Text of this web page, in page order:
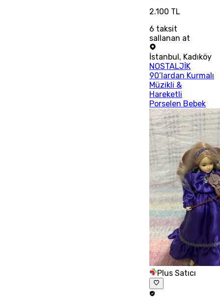
2.100 TL
6 taksit
sallanan at
İstanbul , Kadıköy
NOSTALJİK
90’lardan Kurmalı
Müzikli &
Hareketli
Porselen Bebek
Plus Satıcı